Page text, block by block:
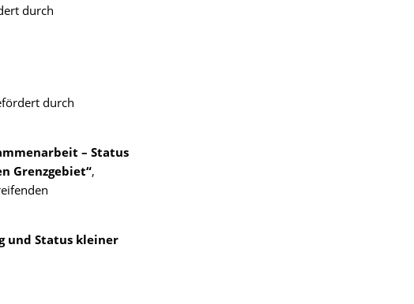
durch
durch
– Status
Grenzgebiet“,
und Status kleiner